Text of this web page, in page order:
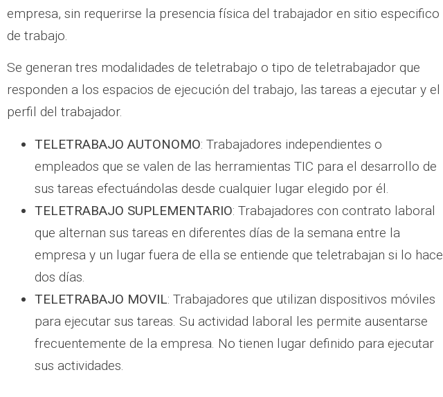
empresa, sin requerirse la presencia física del trabajador en sitio especifico
de trabajo.
Se generan tres modalidades de teletrabajo o tipo de teletrabajador que
responden a los espacios de ejecución del trabajo, las tareas a ejecutar y el
perfil del trabajador.
TELETRABAJO AUTONOMO: Trabajadores independientes o
empleados que se valen de las herramientas TIC para el desarrollo de
sus tareas efectuándolas desde cualquier lugar elegido por él.
TELETRABAJO SUPLEMENTARIO: Trabajadores con contrato laboral
que alternan sus tareas en diferentes días de la semana entre la
empresa y un lugar fuera de ella se entiende que teletrabajan si lo hace
dos días.
TELETRABAJO MOVIL: Trabajadores que utilizan dispositivos móviles
para ejecutar sus tareas. Su actividad laboral les permite ausentarse
frecuentemente de la empresa. No tienen lugar definido para ejecutar
sus actividades.